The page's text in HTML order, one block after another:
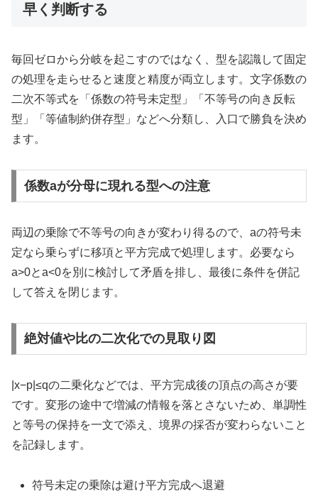
早く判断する
毎回ゼロから分岐を起こすのではなく、型を認識して固定
の処理を走らせると速度と精度が両立します。文字係数の
二次不等式を「係数の符号未定型」「不等号の向き反転
型」「等値制約併存型」などへ分類し、入口で勝負を決め
ます。
係数aが分母に現れる型への注意
両辺の乗除で不等号の向きが変わり得るので、aの符号未
定なら乗らずに移項と平方完成で処理します。必要なら
a>0とa<0を別に検討して矛盾を排し、最後に条件を併記
して答えを閉じます。
絶対値や比の二次化での見取り図
|x−p|≤qの二乗化などでは、平方完成後の頂点の高さが要
です。変形の途中で増減の情報を落とさないため、単調性
と等号の保持を一文で添え、境界の採否が変わらないこと
を記録します。
符号未定の乗除は避け平方完成へ退避